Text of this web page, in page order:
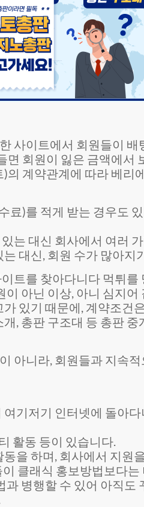
사이트에서 회원들이
회원이 잃은 금액에
계약관계에 따라 베리
)를 적게 받는 경우도
는 대신 회사에서 여러
대신, 회원 수가 많아
트를 찾아다니다 먹튀
아닌 이상, 아니 심지
있기 때문에, 계약조
, 총판 구조대 등 총판
아니라, 회원들과 지속
기저기 인터넷에 돌아
활동 등이 있습니다.
을 하며, 회사에서 지원
클래식 홍보방법보다
병행할 수 있어 아직도